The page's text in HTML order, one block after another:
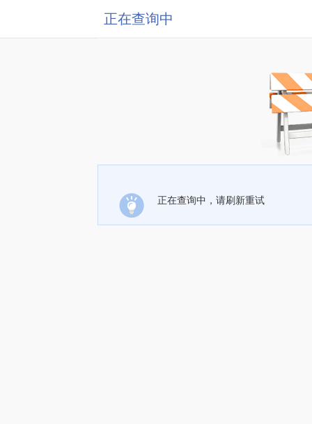
正在查询中
正在查询中，请刷新重试